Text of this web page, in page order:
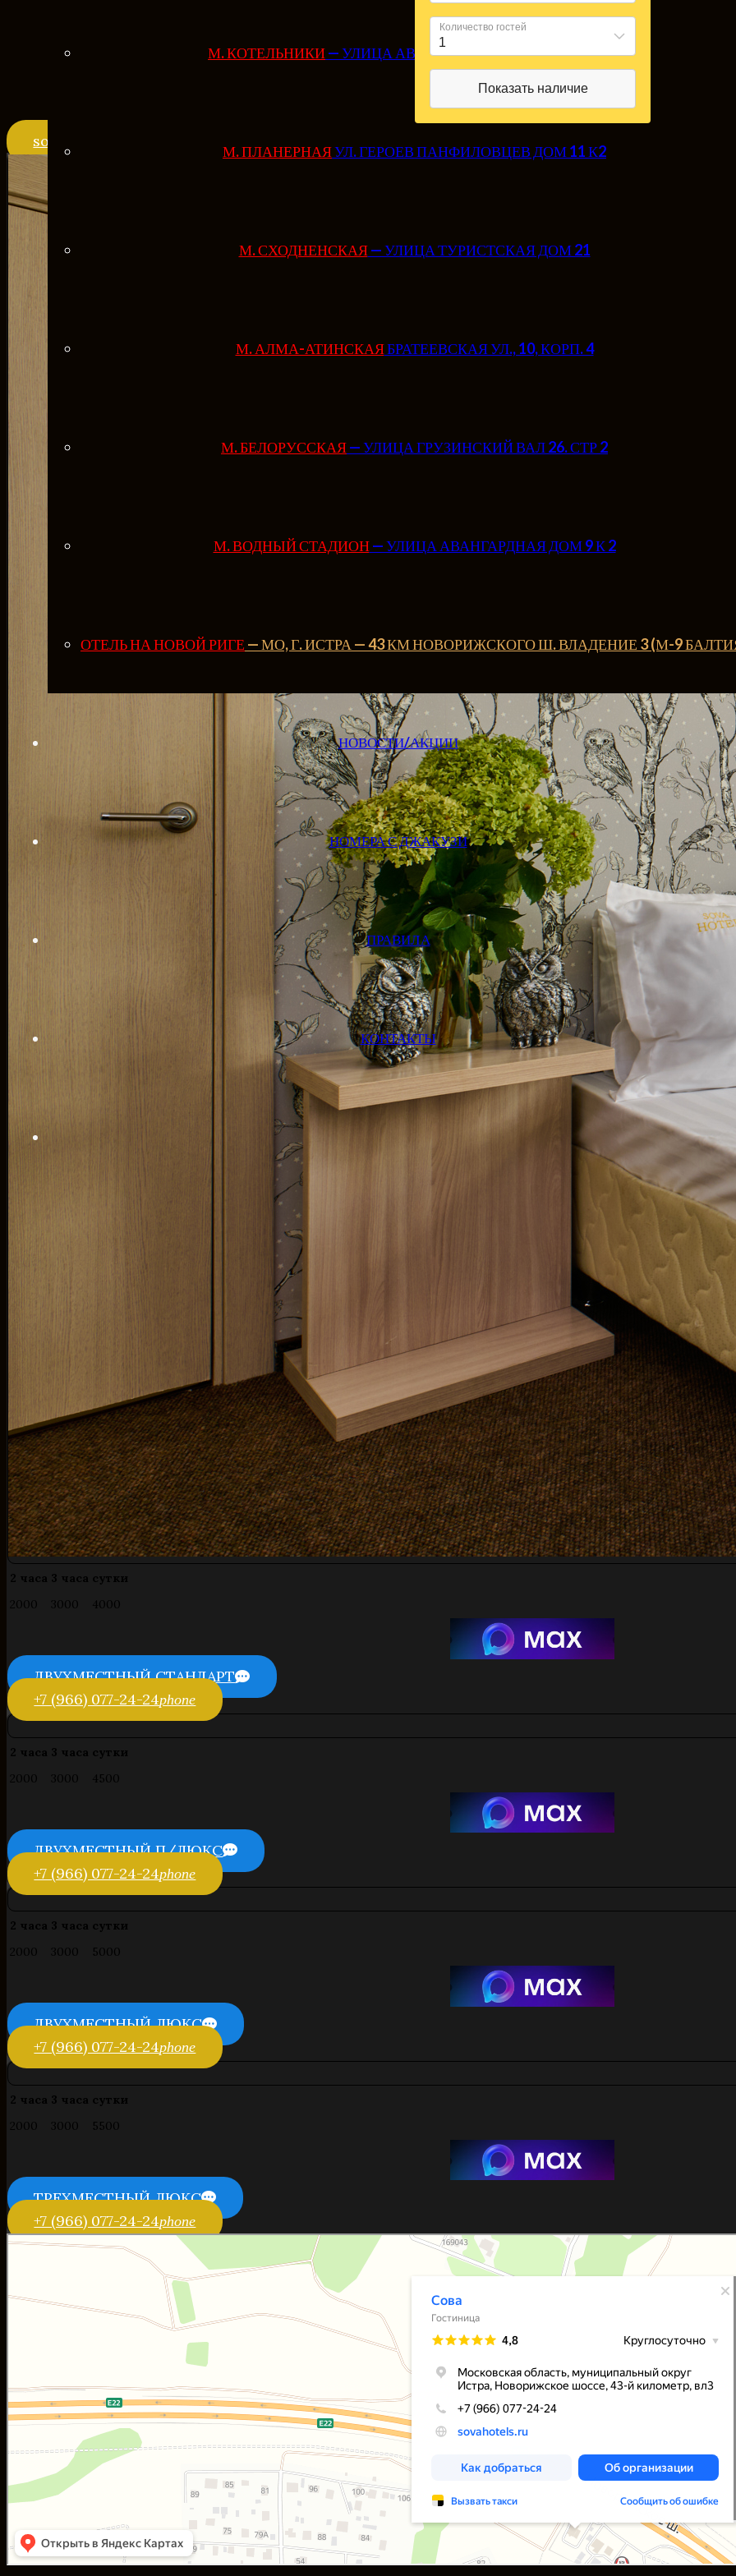
М. КОТЕЛЬНИКИ— УЛИЦА АВИАКОНСТРУКТОРА МИЛЯ, 26
М. ПЛАНЕРНАЯУЛ. ГЕРОЕВ ПАНФИЛОВЦЕВ ДОМ 11 К2
М. СХОДНЕНСКАЯ— УЛИЦА ТУРИСТСКАЯ ДОМ 21
М. АЛМА-АТИНСКАЯБРАТЕЕВСКАЯ УЛ., 10, КОРП. 4
М. БЕЛОРУССКАЯ— УЛИЦА ГРУЗИНСКИЙ ВАЛ 26. СТР 2
М. ВОДНЫЙ СТАДИОН— УЛИЦА АВАНГАРДНАЯ ДОМ 9 К 2
ОТЕЛЬ НА НОВОЙ РИГЕ — МО, Г. ИСТРА — 43 КМ НОВОРИЖСКОГО Ш. ВЛАДЕНИЕ 3 (М-9
НОВОСТИ/АКЦИИ
НОМЕРА С ДЖАКУЗИ
ПРАВИЛА
КОНТАКТЫ
sovahotel17@mail.ru
2 часа 3 часа сутки
2000
3000 4000
ДВУХМЕСТНЫЙ СТАНДАРТ
+7 (966) 077-24-24phone
2 часа 3 часа сутки
2000
3000 4500
ДВУХМЕСТНЫЙ П/ЛЮКС
+7 (966) 077-24-24phone
2 часа 3 часа сутки
2000
3000 5000
ДВУХМЕСТНЫЙ ЛЮКС
+7 (966) 077-24-24phone
2 часа 3 часа сутки
2000
3000 5500
ТРЕХМЕСТНЫЙ ЛЮКС
+7 (966) 077-24-24phone
Сова
Гостиница в Москве и Московской области